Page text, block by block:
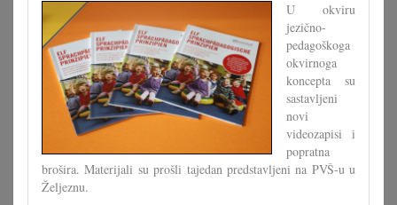
U okviru
jezično-
pedagoškoga
okvirnoga
koncepta su
sastavljeni
novi
videozapisi i
popratna
brošira. Materijali su prošli tajedan predstavljeni na PVŠ-u u
Željeznu.